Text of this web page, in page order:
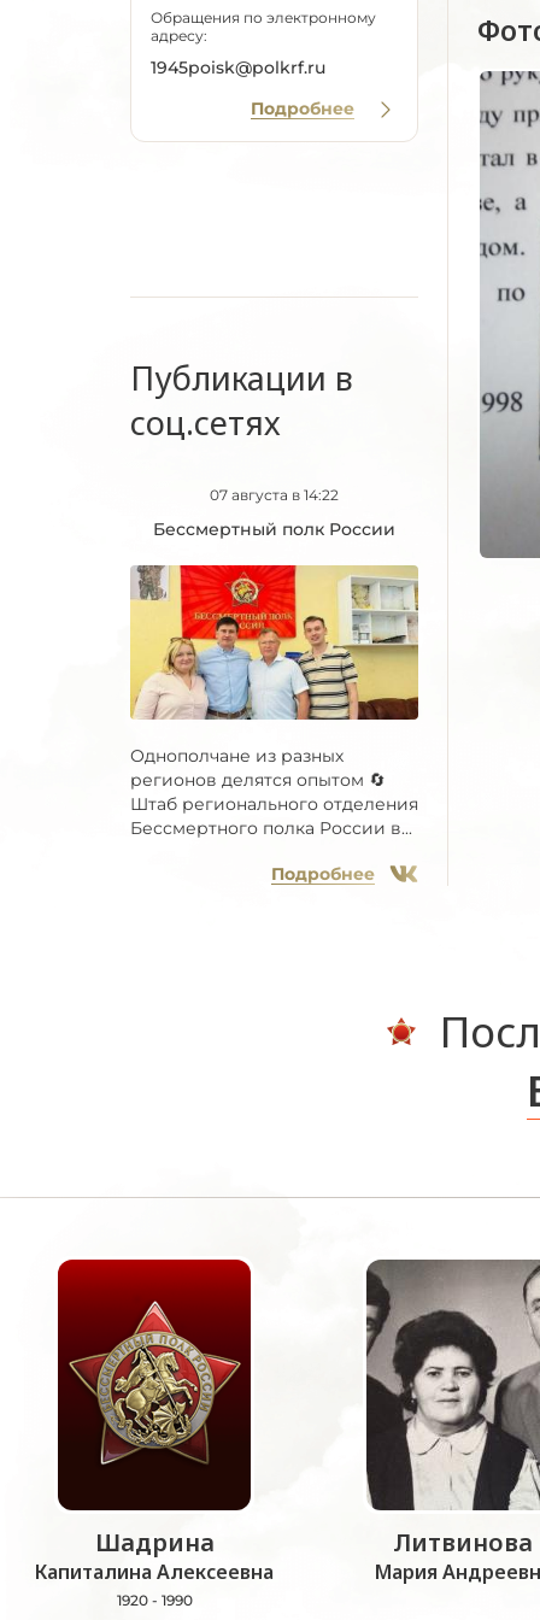
Обращения по электронному
адресу:
1945poisk@polkrf.ru
Подробнее
Публикации в
соц.сетях
07 августа в 14:22
Бессмертный полк России
Однополчане из разных
регионов делятся опытом 🔄
Штаб регионального отделения
Бессмертного полка России в...
Подробнее
Шадрина
Капиталина Алексеевна
1920 - 1990
Литвинова
Мария